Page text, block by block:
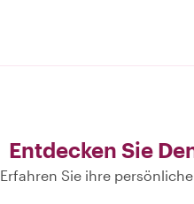
Entdecken Sie
Erfahren Sie ihre